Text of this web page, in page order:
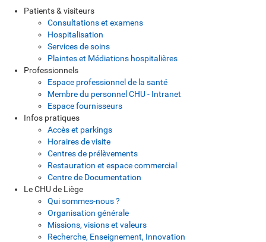
Patients & visiteurs
Consultations et examens
Hospitalisation
Services de soins
Plaintes et Médiations hospitalières
Professionnels
Espace professionnel de la santé
Membre du personnel CHU - Intranet
Espace fournisseurs
Infos pratiques
Accès et parkings
Horaires de visite
Centres de prélèvements
Restauration et espace commercial
Centre de Documentation
Le CHU de Liège
Qui sommes-nous ?
Organisation générale
Missions, visions et valeurs
Recherche, Enseignement, Innovation